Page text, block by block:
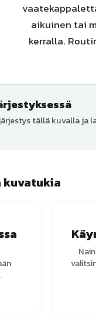
aikuinen tai
kerralla.
tällä kuvalla ja
kuvatukia